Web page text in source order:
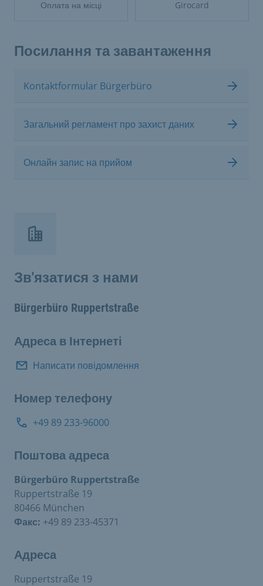
Оплата на місці Girocard
Посилання та завантаження
Kontaktformular Bürgerbüro
Загальний регламент про захист даних
Онлайн запис на прийом
Зв'язатися з нами
Bürgerbüro Ruppertstraße
Адреса в Інтернеті
Написати повідомлення
Номер телефону
+49 89 233-96000
Поштова адреса
Bürgerbüro Ruppertstraße
Ruppertstraße 19
80466 München
Факс: +49 89 233-45371
Адреса
Ruppertstraße 19